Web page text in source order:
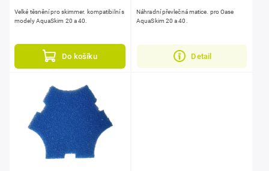
Do košíku
Velké těsnění pro skimmer. kompatibilní s
modely AquaSkim 20 a 40.
Detail
Náhradní převlečná matice. pro Oase
AquaSkim 20 a 40.